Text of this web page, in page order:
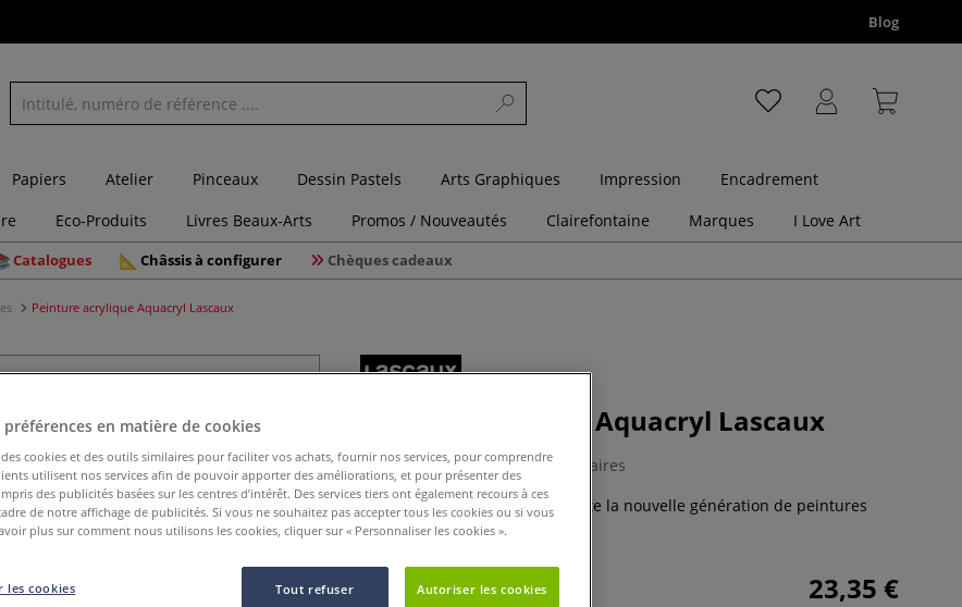
Blog
Papiers Atelier Pinceaux Dessin Pastels Arts Graphiques Impression
Encadrement
Eco-Produits Livres Beaux-Arts Promos / Nouveautés Clairefontaine Marques I Love Art
Catalogues Châssis à configurer Chèques cadeaux
Peinture acrylique Aquacryl Lascaux
Peinture acrylique Aquacryl Lascaux
0 Commentaires
Cette peinture Lascaux représente la nouvelle génération de peintures
aquarelles.
Plus
23,35 €
préférences en matière de cookies
cookies et des outils similaires pour faciliter vos achats, fournir nos services, pour comprendre
utilisent nos services afin de pouvoir apporter des améliorations, et pour présenter des
des publicités basées sur les centres d’intérêt. Des services tiers ont également recours à ces
de notre affichage de publicités. Si vous ne souhaitez pas accepter tous les cookies ou si vous
plus sur comment nous utilisons les cookies, cliquer sur « Personnaliser les cookies ».
Tout refuser Autoriser les cookies
les cookies